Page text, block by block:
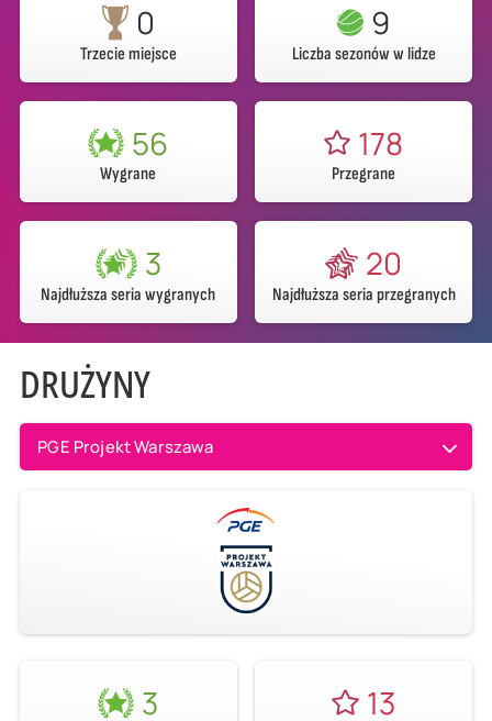
0
Trzecie miejsce
9
Liczba sezonów w lidze
56
Wygrane
178
Przegrane
3
Najdłuższa seria wygranych
20
Najdłuższa seria przegranych
DRUŻYNY
PGE Projekt Warszawa
3 13